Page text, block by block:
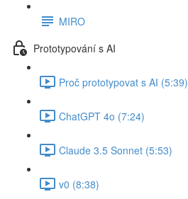
MIRO
Prototypování s AI
Proč prototypovat s AI (5:39)
ChatGPT 4o (7:24)
Claude 3.5 Sonnet (5:53)
v0 (8:38)